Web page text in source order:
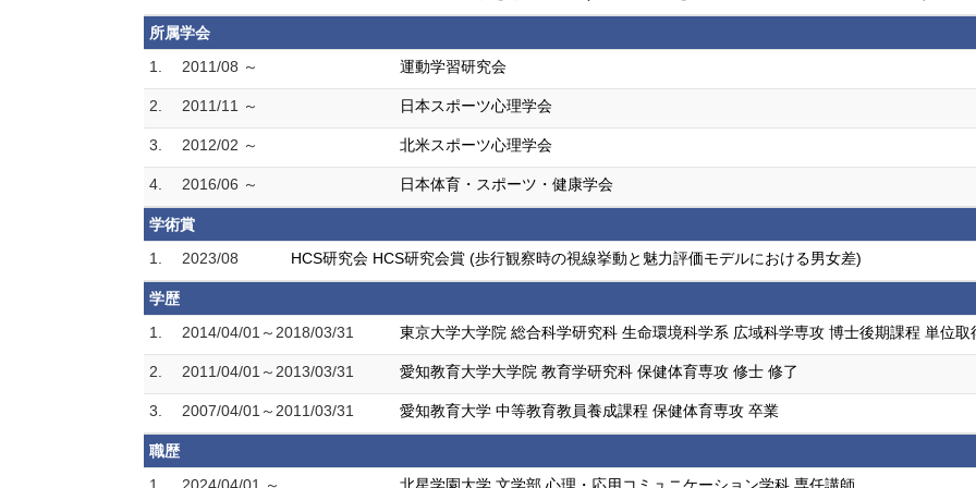
所属学会
1.
2011/08 ～ 運動学習研究会
2. 2011/11 ～ 日本スポーツ心理学会
3. 2012/02 ～ 北米スポーツ心理学会
4. 2016/06 ～ 日本体育・スポーツ・健康学会
学術賞
1.
2023/08 HCS研究会 HCS研究会賞 (歩行観察時の視線挙動と魅力評価モデルにおける男女差)
学歴
1.
2014/04/01～2018/03/31 東京大学大学院 総合科学研究科 生命環境科学系 広域科学専攻 博士後期課程 単位取
2. 2011/04/01～2013/03/31 愛知教育大学大学院 教育学研究科 保健体育専攻 修士 修了
3. 2007/04/01～2011/03/31 愛知教育大学 中等教育教員養成課程 保健体育専攻 卒業
職歴